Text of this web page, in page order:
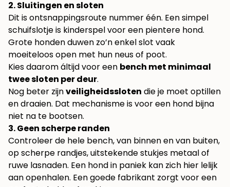
2. Sluitingen en sloten
Dit is ontsnappingsroute nummer één. Een simpel
schuifslotje is kinderspel voor een pientere hond.
Grote honden duwen zo’n enkel slot vaak
moeiteloos open met hun neus of poot.
Kies daarom áltijd voor een bench met minimaal
twee sloten per deur.
Nog beter zijnveiligheidssloten die je moet optillen
en draaien. Dat mechanisme is voor een hond bijna
niet na te bootsen.
3. Geen scherpe randen
Controleer de hele bench, van binnen en van buiten,
op scherpe randjes, uitstekende stukjes metaal of
ruwe lasnaden. Een hond in paniek kan zich hier lelijk
aan openhalen. Een goede fabrikant zorgt voor een